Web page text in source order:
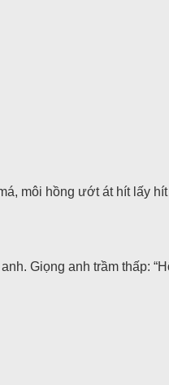
môi hồng ướt át hít lấy
Giọng anh trầm thấp: